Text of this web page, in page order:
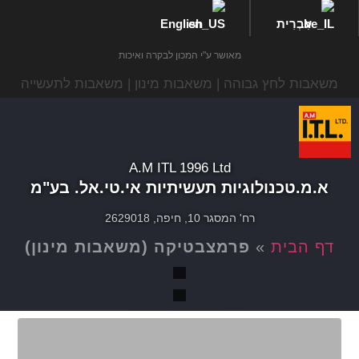
עִבְרִית English
מאושר ע"י המכון לבקרה ואיכות
משאבות לחץ גבוהה | משאבות מינון | משאבות לתעשייה
A.M ITL 1996 Ltd
א.מ.טכנולוגיות תעשיתיות אי.טי.אל. בע"מ
רח' המסגר 10, חיפה, 2629018
דף הבית » פרמצבטיקה (משאבות מינון)